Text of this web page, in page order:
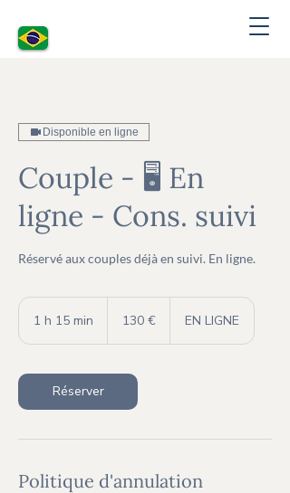
Disponible en ligne
Couple - 🖥 En
ligne - Cons. suivi
Réservé aux couples déjà en suivi. En ligne.
1 h 15 min
m
i
n
130 € EN LIGNE
Réserver
Politique d'annulation